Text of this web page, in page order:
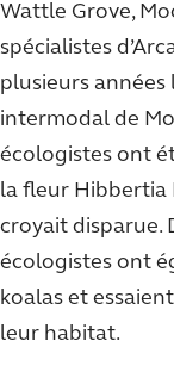
Wattle Grove,
spécialistes
plusieurs
intermodal de
écologistes ont
la fleur Hibbertia
croyait disparue.
écologistes ont
koalas et
leur habitat.